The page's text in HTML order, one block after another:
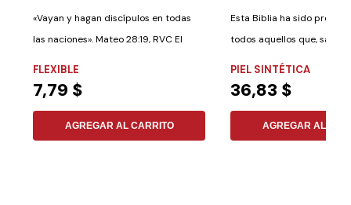
«Vayan y hagan discípulos en todas
las naciones». Mateo 28:19, RVC El
FLEXIBLE
7,79 $
AGREGAR AL CARRITO
Esta Biblia ha sido
todos aquellos que,
PIEL SINTÉTICA
36,83 $
AGREGAR AL